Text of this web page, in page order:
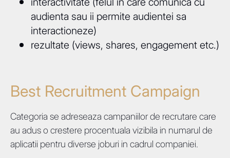
audienta sau ii permite audientei sa
interactioneze)
rezultate (views, shares, engagement etc.)
Best Recruitment Campaign
Categoria se adreseaza campaniilor de recrutare care
au adus o crestere procentuala vizibila in numarul de
aplicatii pentru diverse joburi in cadrul companiei.